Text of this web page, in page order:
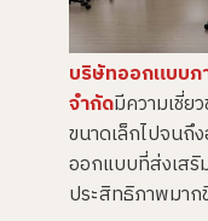
บริษัทออกแบบภ
จำกัดมีความเชี่ย
ขนาดเล็กไปจนถึ
ออกแบบที่ส่งเสริ
ประสิทธิภาพมาก